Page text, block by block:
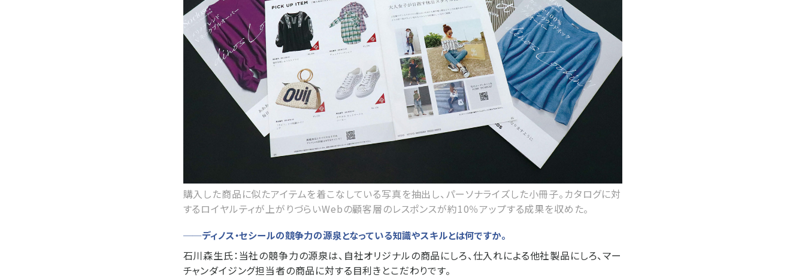
購入した商品に似たアイテムを着こなしている写真を抽出し、パーソナライズした小冊子。カタログに対
するロイヤルティが上がりづらいWebの顧客層のレスポンスが約10％アップする成果を収めた。
──ディノス・セシールの競争力の源泉となっている知識やスキルとは何ですか。
石川森生氏：当社の競争力の源泉は、自社オリジナルの商品にしろ、仕入れによる他社製品にしろ、マー
チャンダイジング担当者の商品に対する目利きとこだわりです。